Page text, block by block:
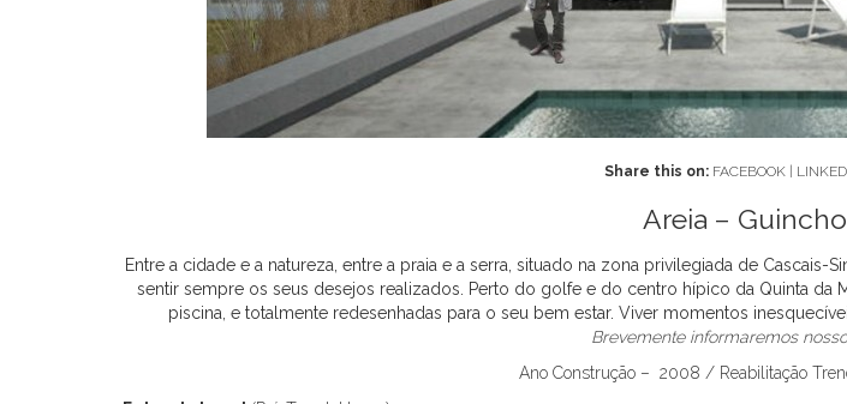
Share this on: FACEBOOK
Areia –
Entre a cidade e a natureza, entre a praia e a serra, situado na zona privilegiada de
sentir sempre os seus desejos realizados. Perto do golfe e do centro hípico da Quinta da
piscina, e totalmente redesenhadas para o seu bem estar. Viver momentos
Brevemente informaremos
Ano Construção – 2008 / Reabilitação